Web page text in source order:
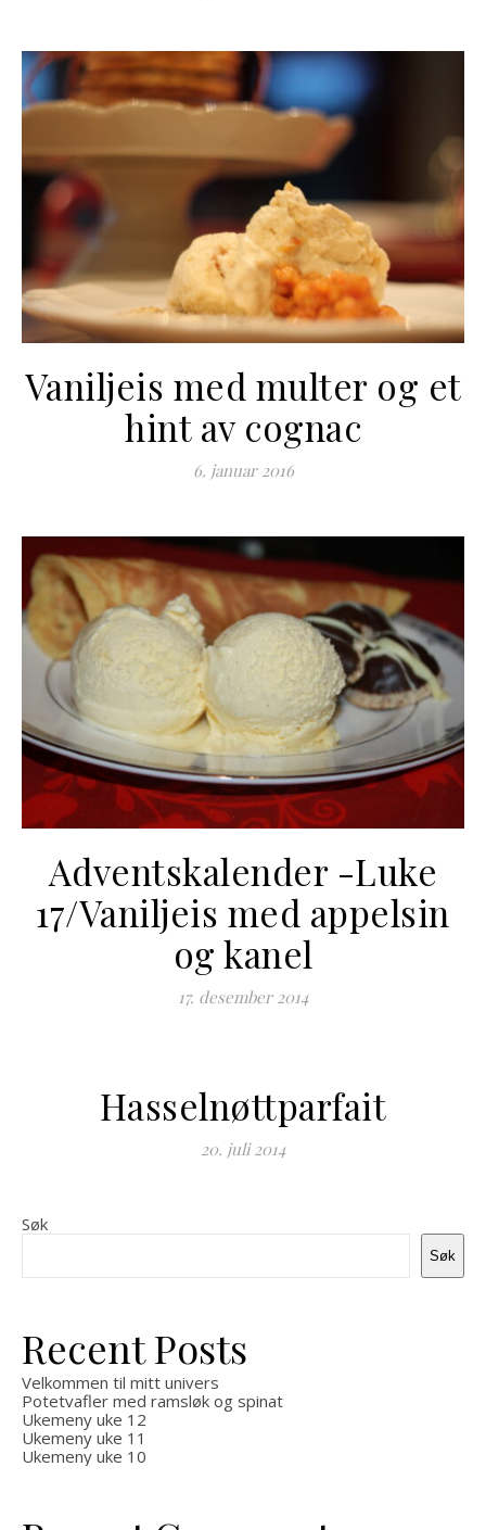
Vaniljeis med multer og et
hint av cognac
6. januar 2016
Adventskalender -Luke
17/Vaniljeis med appelsin
og kanel
17. desember 2014
Hasselnøttparfait
20. juli 2014
Søk
Søk
Recent Posts
Velkommen til mitt univers
Potetvafler med ramsløk og spinat
Ukemeny uke 12
Ukemeny uke 11
Ukemeny uke 10